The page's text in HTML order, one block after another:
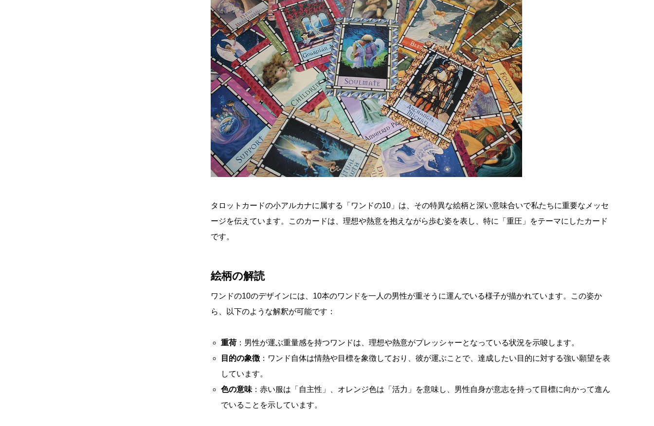
タロットカードの小アルカナに属する「ワンドの10」は、その特異な絵柄と深い意味合いで私たちに重要なメッセ
ージを伝えています。このカードは、理想や熱意を抱えながら歩む姿を表し、特に「重圧」をテーマにしたカード
です。
絵柄の解読
ワンドの10のデザインには、10本のワンドを一人の男性が重そうに運んでいる様子が描かれています。この姿か
ら、以下のような解釈が可能です：
重荷：男性が運ぶ重量感を持つワンドは、理想や熱意がプレッシャーとなっている状況を示唆します。
目的の象徴：ワンド自体は情熱や目標を象徴しており、彼が運ぶことで、達成したい目的に対する強い願望を表
しています。
色の意味：赤い服は「自主性」、オレンジ色は「活力」を意味し、男性自身が意志を持って目標に向かって進ん
でいることを示しています。